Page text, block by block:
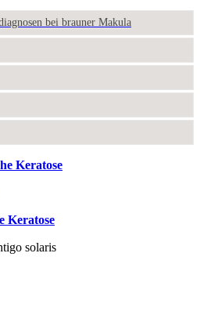
bei brauner Makula
Keratose
Keratose
solaris